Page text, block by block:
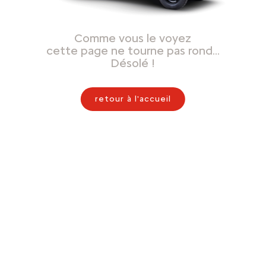
Comme vous le voyez
cette page ne tourne pas rond…
Désolé !
retour à l'accueil